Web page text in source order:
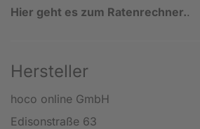
Hier geht es zum Ratenrechner..
Hersteller
hoco online GmbH
Edisonstraße 63